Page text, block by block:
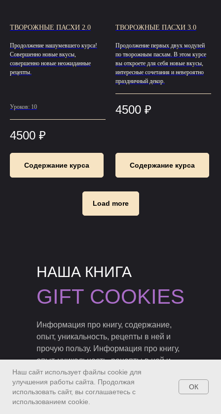
ТВОРОЖНЫЕ ПАСХИ 2.0
Продолжение нашумевшего курса!
Совершенно новые вкусы,
совершенно новые неожиданные
рецепты.
Уроков: 10
4500 ₽
Содержание курса
ТВОРОЖНЫЕ ПАСХИ 3.0
Продолжение первых двух модулей
по творожным пасхам. В этом курсе
вы откроете для себя новые вкусы,
интересные сочетания и невероятно
праздничный декор.
4500 ₽
Содержание курса
Load more
Информация про книгу, содержание,
опыт, уникальность, рецепты в ней и
прочую пользу. Информация про книгу,
опыт, уникальность, рецепты в ней и
пользу. И ещё одна строчка текста для
этого раздела будет тут написана.
НАША КНИГА
GIFT COOKIES
Наш сайт использует файлы cookie для
улучшения работы сайта. Продолжая
использовать сайт, вы соглашаетесь с
использованием cookie.
ОК